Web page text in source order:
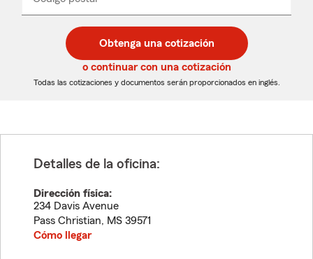
desplegable
de
5
dígitos
de
5
dígitos
_____
Obtenga una cotización
o continuar con una cotización
Todas las cotizaciones y documentos serán proporcionados en inglés.
Detalles de la oficina:
Dirección física:
234 Davis Avenue
Pass Christian, MS 39571
Cómo llegar